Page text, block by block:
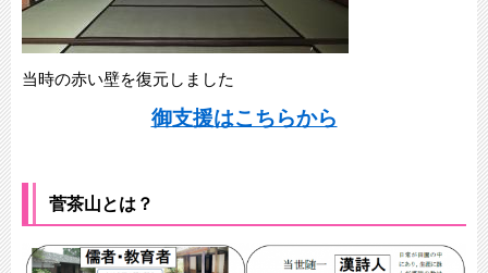
当時の赤い壁を復元しました
御支援はこちらから
菅茶山とは？